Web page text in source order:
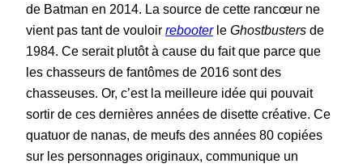
de Batman en 2014. La source de cette rancœur ne
vient pas tant de vouloir rebooterle Ghostbusters de
1984. Ce serait plutôt à cause du fait que parce que
les chasseurs de fantômes de 2016 sont des
chasseuses. Or, c’est la meilleure idée qui pouvait
sortir de ces dernières années de disette créative. Ce
quatuor de nanas, de meufs des années 80 copiées
sur les personnages originaux, communique un